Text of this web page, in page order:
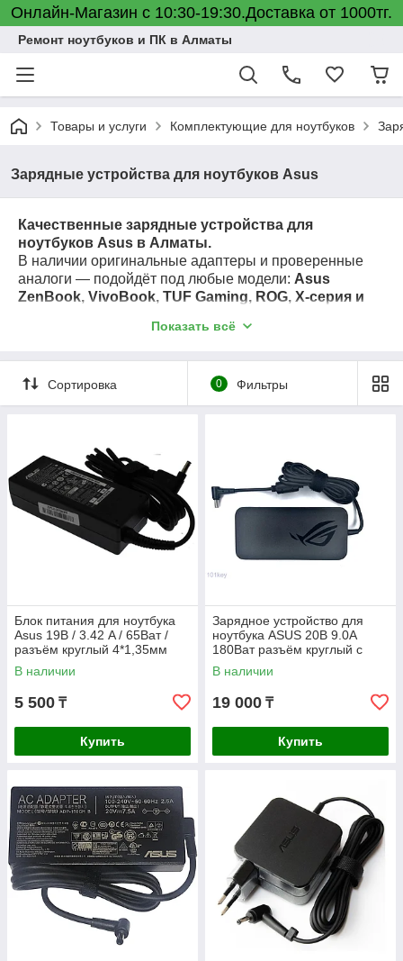
Онлайн-Магазин с 10:30-19:30.Доставка от 1000тг.
Ремонт ноутбуков и ПК в Алматы
Товары и услуги Комплектующие для ноутбуков
Зарядные устройства для ноутбуков Asus
Качественные зарядные устройства для
ноутбуков Asus в Алматы.
В наличии оригинальные адаптеры и проверенные
аналоги — подойдёт под любые модели: Asus
ZenBook, VivoBook, TUF Gaming, ROG, X-серия и
Подбор по разъёму, напряжению и мощности. ✅
Показать всё
Сортировка 0 Фильтры
Блок питания для ноутбука
Asus 19В / 3.42 A / 65Ват /
разъём круглый 4*1,35мм
В наличии
5 500 ₸
Купить
Зарядное устройство для
ноутбука ASUS 20В 9.0A
180Ват разъём круглый с
иглой 6.0*3.7мм ORIGINAL
В наличии
19 000 ₸
Купить